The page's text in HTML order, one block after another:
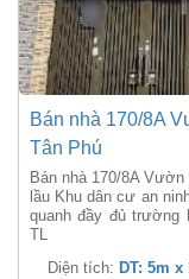
Bán nhà 170/8A
Tân Phú
Bán nhà 170/8A
lầu Khu dân cư an
quanh đầy đủ
TL
Diện tích: DT: 5m